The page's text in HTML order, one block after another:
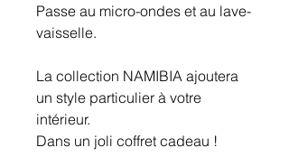
Passe au micro-ondes et au lave-
vaisselle.
La collection NAMIBIA ajoutera
un style particulier à votre
intérieur.
Dans un joli coffret cadeau !